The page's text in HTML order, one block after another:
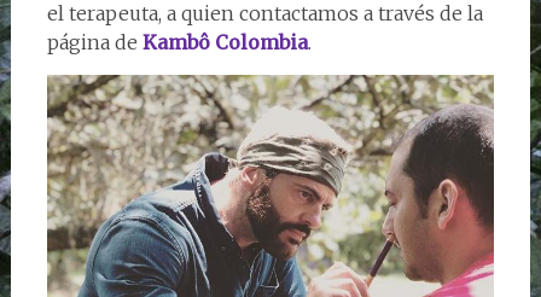
el terapeuta, a quien contactamos a través de la
página de Kambô Colombia.